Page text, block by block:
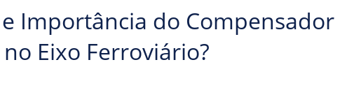
Importância do Compensador
Eixo Ferroviário?